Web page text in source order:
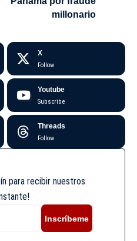
millonario
X
Follow
Youtube
Subscribe
Threads
Follow
para recibir nuestros
Inscríbeme